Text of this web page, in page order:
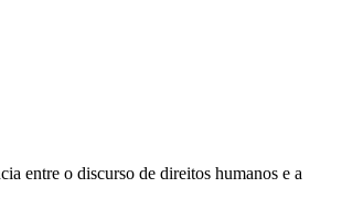
entre o discurso de direitos humanos e a